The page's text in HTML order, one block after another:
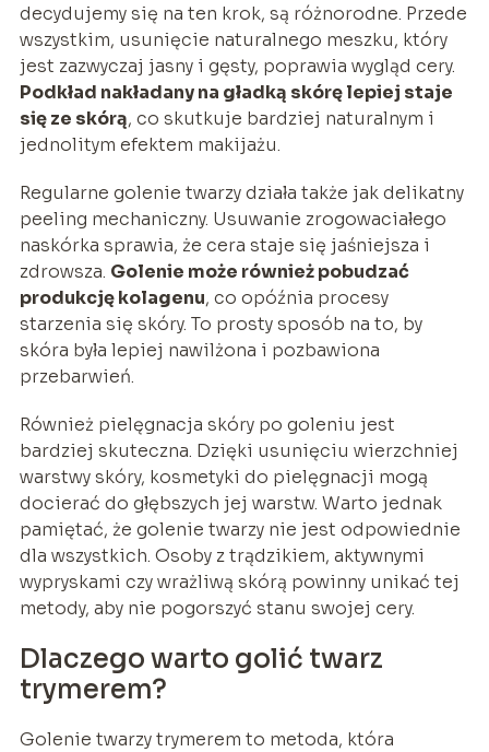
decydujemy się na ten krok, są różnorodne. Przede
wszystkim, usunięcie naturalnego meszku, który
jest zazwyczaj jasny i gęsty, poprawia wygląd cery.
Podkład nakładany na gładką skórę lepiej staje
się ze skórą, co skutkuje bardziej naturalnym i
jednolitym efektem makijażu.
Regularne golenie twarzy działa także jak delikatny
peeling mechaniczny. Usuwanie zrogowaciałego
naskórka sprawia, że cera staje się jaśniejsza i
zdrowsza. Golenie może również pobudzać
produkcję kolagenu, co opóźnia procesy
starzenia się skóry. To prosty sposób na to, by
skóra była lepiej nawilżona i pozbawiona
przebarwień.
Również pielęgnacja skóry po goleniu jest
bardziej skuteczna. Dzięki usunięciu wierzchniej
warstwy skóry, kosmetyki do pielęgnacji mogą
docierać do głębszych jej warstw. Warto jednak
pamiętać, że golenie twarzy nie jest odpowiednie
dla wszystkich. Osoby z trądzikiem, aktywnymi
wypryskami czy wrażliwą skórą powinny unikać tej
metody, aby nie pogorszyć stanu swojej cery.
Dlaczego warto golić twarz
trymerem?
Golenie twarzy trymerem to metoda, która